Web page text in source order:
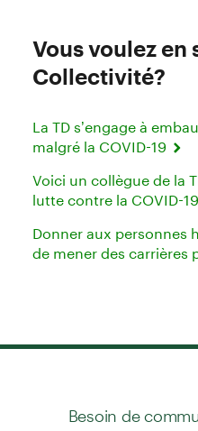
Vous voulez en
Collectivité?
La TD s’engage à
malgré la COVID-19
Voici un collègue de la
lutte contre la COVID-19
Donner aux personnes
de mener des carrières
Besoin de